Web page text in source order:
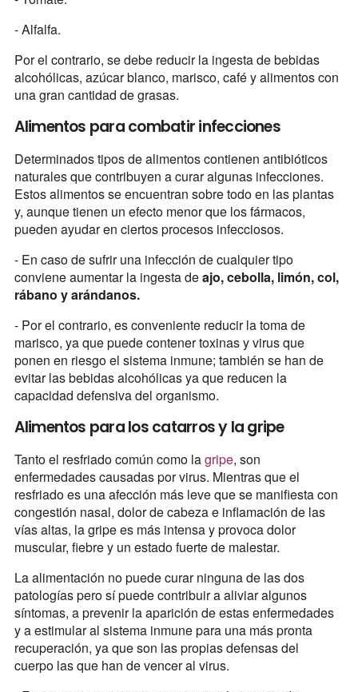
- Alfalfa.
Por el contrario, se debe reducir la ingesta de bebidas
alcohólicas, azúcar blanco, marisco, café y alimentos con
una gran cantidad de grasas.
Alimentos para combatir infecciones
Determinados tipos de alimentos contienen antibióticos
naturales que contribuyen a curar algunas infecciones.
Estos alimentos se encuentran sobre todo en las plantas
y, aunque tienen un efecto menor que los fármacos,
pueden ayudar en ciertos procesos infecciosos.
- En caso de sufrir una infección de cualquier tipo
conviene aumentar la ingesta deajo, cebolla, limón, col,
rábano y arándanos.
- Por el contrario, es conveniente reducir la toma de
marisco, ya que puede contener toxinas y virus que
ponen en riesgo el sistema inmune; también se han de
evitar las bebidas alcohólicas ya que reducen la
capacidad defensiva del organismo.
Alimentos para los catarros y la gripe
Tanto el resfriado común como lagripe, son
enfermedades causadas por virus. Mientras que el
resfriado es una afección más leve que se manifiesta con
congestión nasal, dolor de cabeza e inflamación de las
vías altas, la gripe es más intensa y provoca dolor
muscular, fiebre y un estado fuerte de malestar.
La alimentación no puede curar ninguna de las dos
patologías pero sí puede contribuir a aliviar algunos
síntomas, a prevenir la aparición de estas enfermedades
y a estimular al sistema inmune para una más pronta
recuperación, ya que son las propias defensas del
cuerpo las que han de vencer al virus.